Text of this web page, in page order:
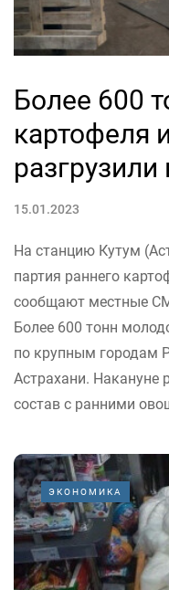
Более 600
картофеля
15.01.2023
На станцию Кутум
партия раннего
сообщают местные
Более 600 тонн
по крупным городам
Астрахани. Накануне
состав с ранними
ЭКОНОМИКА